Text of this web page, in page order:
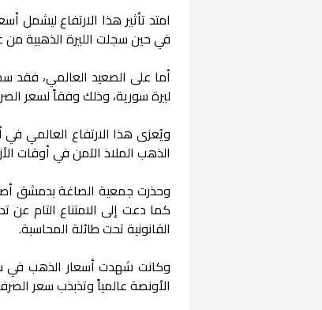
في حين سجلت الليرة الذهبية من عيار 22 قيراط سعراً قدره
ليرة سورية، وذلك وفقاً لسعر
ويُعزى هذا الارتفاع العالمي في
الذهب الملاذ الآمن في أوقات
وحذرت جمعية الصاغة بدمشق
كما دعت إلى الامتناع التام عن
القانونية تحت طائلة المحاسبة.
وكانت شهدت أسعار الذهب في
الأونصة عالمياً وتذبذب سعر